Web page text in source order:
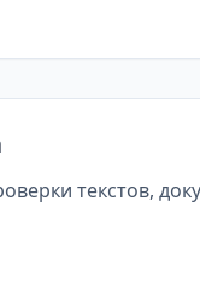
текстов,